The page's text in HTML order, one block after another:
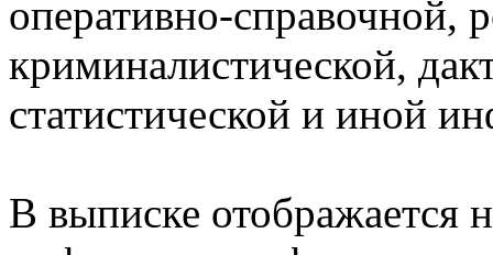
оперативно-справочной,
криминалистической,
статистической и иной
В выписке отображается